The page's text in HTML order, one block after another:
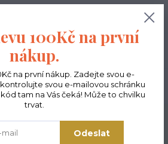
Hledat
0,00 Kč
100Kč na první
nákup.
na první nákup. Zadejte svou e-
svou e-mailovou schránku
kód tam na Vás čeká! Může to chvilku
trvat.
Odeslat